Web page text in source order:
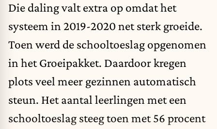
Die daling valt extra op omdat het
systeem in 2019-2020 net sterk groeide.
Toen werd de schooltoeslag opgenomen
in het Groeipakket. Daardoor kregen
plots veel meer gezinnen automatisch
steun. Het aantal leerlingen met een
schooltoeslag steeg toen met 56 procent